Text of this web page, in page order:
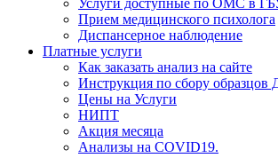
Услуги доступные по ОМС в
Прием медицинского психолога
Диспансерное наблюдение
Платные услуги
Как заказать анализ на сайте
Инструкция по сбору
Цены на Услуги
НИПТ
Акция месяца
Анализы на COVID19.